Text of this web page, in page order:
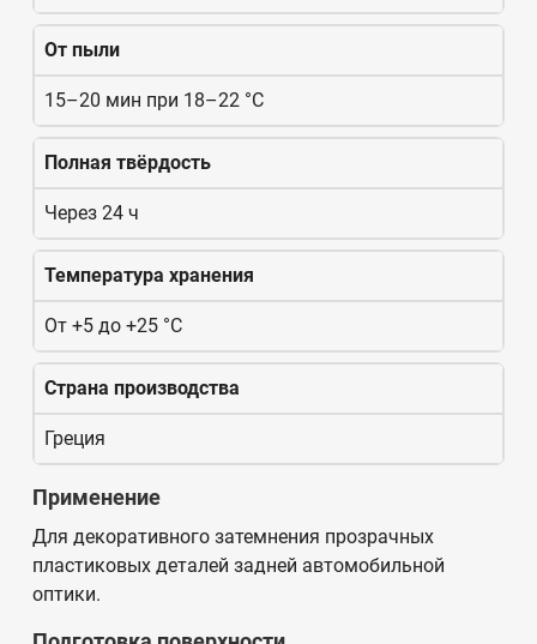
От пыли
15–20 мин при 18–22 °C
Полная твёрдость
Через 24 ч
Температура хранения
От +5 до +25 °C
Страна производства
Греция
Применение
Для декоративного затемнения прозрачных
пластиковых деталей задней автомобильной
оптики.